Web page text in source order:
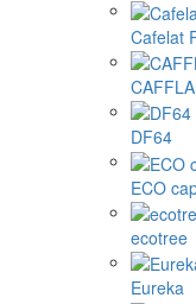
Cafelat
DF64
ECO
ecotree
Eureka